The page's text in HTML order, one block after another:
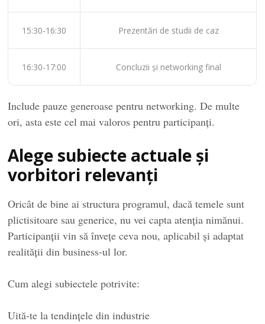
15:30-16:30 Prezentări de studii de caz
16:30-17:00 Concluzii și networking final
Include pauze generoase pentru networking. De multe
ori, asta este cel mai valoros pentru participanți.
Alege subiecte actuale și
vorbitori relevanți
Oricât de bine ai structura programul, dacă temele sunt
plictisitoare sau generice, nu vei capta atenția nimănui.
Participanții vin să învețe ceva nou, aplicabil și adaptat
realității din business-ul lor.
Cum alegi subiectele potrivite:
Uită-te la tendințele din industrie